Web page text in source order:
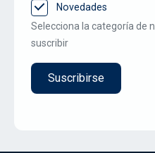
Novedades
Selecciona la categoría de
suscribir